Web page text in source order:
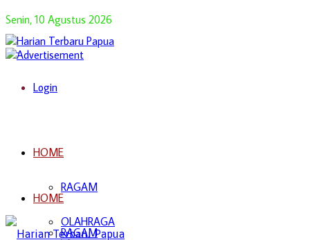
Senin, 10 Agustus 2026
Login
HOME
RAGAM
OLAHRAGA
HOME
RAGAM